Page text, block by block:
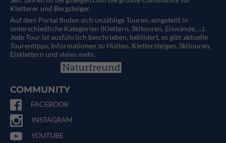
Kletterer und Bergsteiger.
Auf dem Portal finden sich unzählige Touren, eingeteilt in
unterschiedliche Kategorien (Klettern, Skitouren, Eiswände, ...).
Jede Tour ist ausführlich beschrieben, bebildert, es gibt aktuelle
Tourentipps, Informationen zu Hütten, Klettersteigen, Skitouren,
Eisklettern und vieles mehr.
COMMUNITY
FACEBOOK
INSTAGRAM
YOUTUBE